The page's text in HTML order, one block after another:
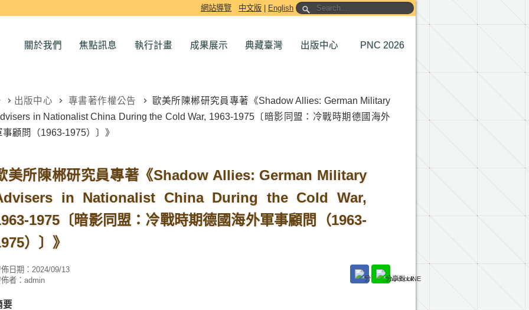
網站導覽 中文版 English
關於我們 焦點訊息 執行計畫 成果展示 典藏臺灣 出版中心 PNC 2026
出版中心 專書著作權公告
歐美所陳郴研究員專著《Shadow Allies: German Military
in Nationalist China During the Cold War, 1963-1975〔暗影同盟：冷戰時期德國海外
事顧問（1963-1975）〕》
美所陳郴研究員專著《Shadow Allies: German Military
in Nationalist China During the Cold War,
1975〔暗影同盟：冷戰時期德國海外軍事顧問（1963-
）〕》
日期：2024/09/13
者：admin
要